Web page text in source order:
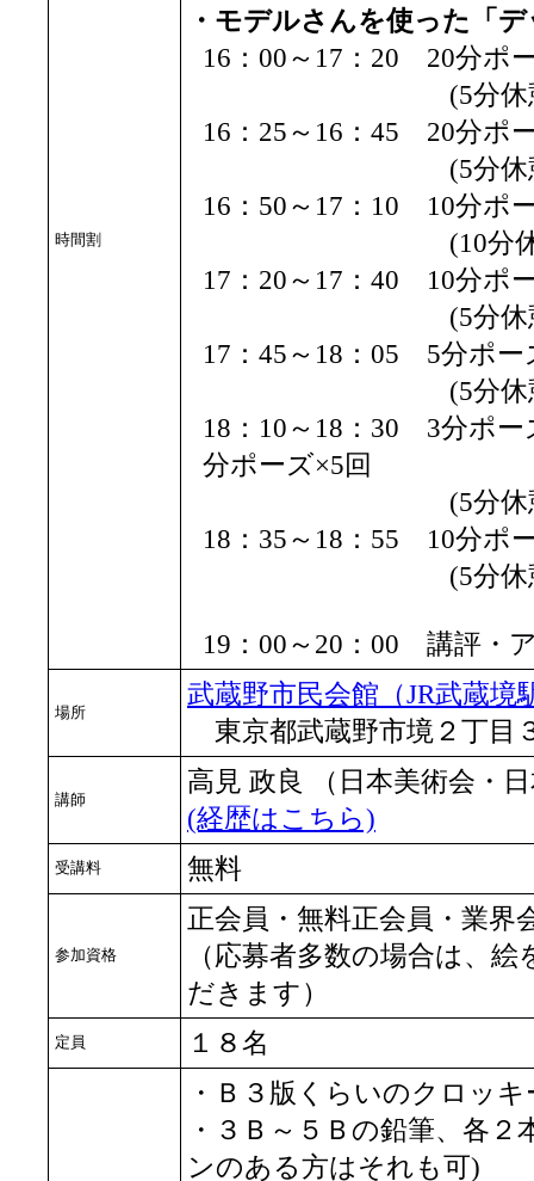
時間割
・モデルさんを使った「
16：00～17：20 20分ポ
(5分休
16：25～16：45 20分ポ
(5分休
16：50～17：10 10分ポ
(10分休
17：20～17：40 10分ポ
(5分休
17：45～18：05 5分ポー
(5分休
18：10～18：30 3分ポー
分ポーズ×5回
(5分休
18：35～18：55 10分ポ
(5分休
19：00～20：00 講評・
場所
武蔵野市民会館（JR武蔵境
東京都武蔵野市境２丁目
講師
高見 政良 （日本美術会・
(経歴はこちら)
受講料 無料
参加資格
正会員・無料正会員・業界
（応募者多数の場合は、
だきます）
定員
１８名
・Ｂ３版くらいのクロッキ
・３Ｂ～５Ｂの鉛筆、各
ンのある方はそれも可)